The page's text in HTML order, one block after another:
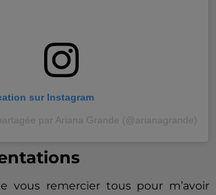
sur Instagram
par Ariana Grande (@arianagrande)
vous remercier tous pour m’avoir